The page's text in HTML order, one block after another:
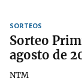
SORTEOS
Sorteo
agosto de
NTM